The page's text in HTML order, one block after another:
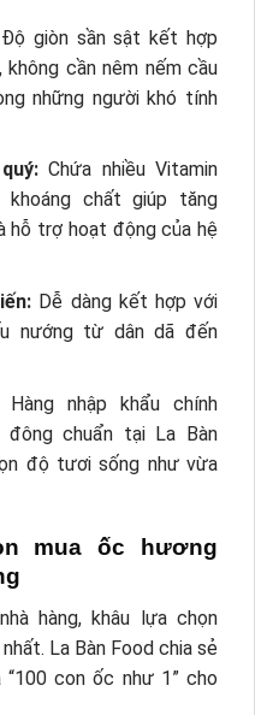
Độ giòn sần sật kết hợp
cần nêm nếm cầu
những người khó tính
Chứa nhiều Vitamin
chất giúp tăng
hỗ trợ hoạt động của hệ
Dễ dàng kết hợp với
nướng từ dân dã đến
Hàng nhập khẩu chính
đông chuẩn tại La Bàn
độ tươi sống như vừa
mua ốc hương
hàng, khâu lựa chọn
La Bàn Food chia sẻ
“100 con ốc như 1” cho